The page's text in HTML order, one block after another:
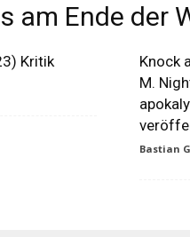
am Ende der
Kritik
Knock
M.
Bastian